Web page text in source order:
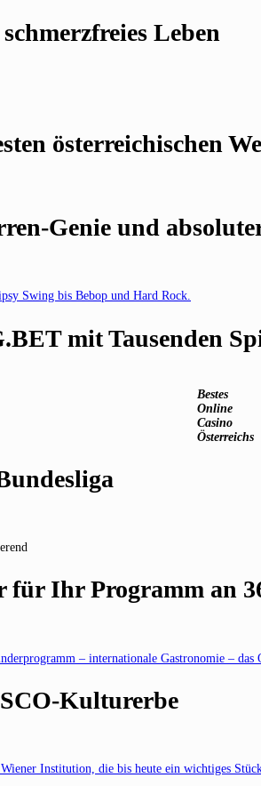
Leben
österreichischen
Genie und
Swing bis Bebop und Hard Rock.
mit Tausenden
Bestes
Online
Casino
Österreichs
Ihr Programm an
– internationale Gastronomie –
Kulturerbe
Institution, die bis heute ein wichtiges